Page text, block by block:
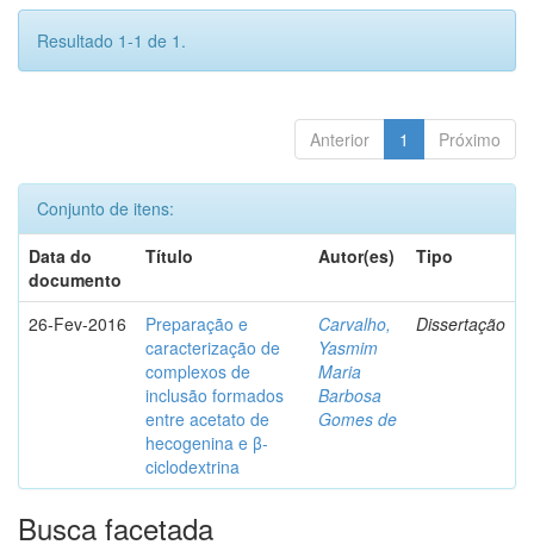
Resultado 1-1 de 1.
Anterior 1 Próximo
Conjunto de itens:
Data do
documento
Título Autor(es) Tipo
26-Fev-2016
Preparação e
caracterização de
complexos de
inclusão formados
entre acetato de
hecogenina e β-
ciclodextrina
Carvalho,
Yasmim
Maria
Barbosa
Gomes de
Dissertação
Busca facetada